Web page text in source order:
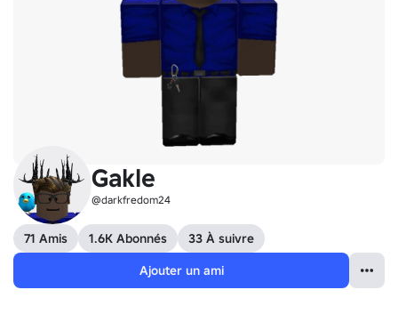
Gakle
@darkfredom24
71 Amis 1.6K Abonnés
33 À suivre
Ajouter un ami